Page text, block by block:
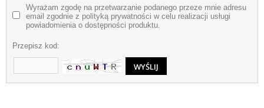
Wyrażam zgodę na przetwarzanie podanego przeze mnie adresu
email zgodnie z polityką prywatności w celu realizacji usługi
powiadomienia o dostępności produktu.
Przepisz kod: